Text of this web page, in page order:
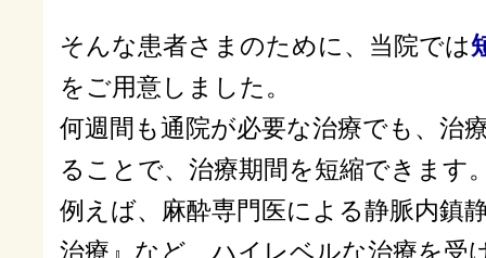
そんな患者さまのために、当院では
をご用意しました。
何週間も通院が必要な治療でも、治
ることで、治療期間を短縮できます
例えば、麻酔専門医による静脈内鎮
治療』など、ハイレベルな治療を受